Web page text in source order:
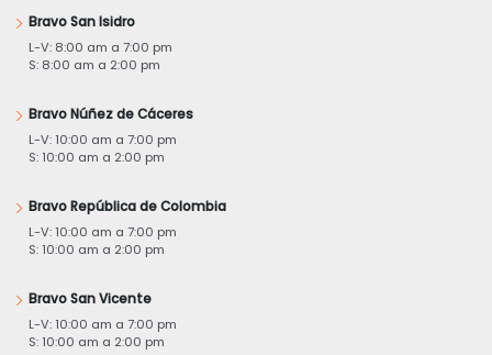
Bravo San Isidro
L-V: 8:00 am a 7:00 pm
S: 8:00 am a 2:00 pm
Bravo Núñez de Cáceres
L-V: 10:00 am a 7:00 pm
S: 10:00 am a 2:00 pm
Bravo República de Colombia
L-V: 10:00 am a 7:00 pm
S: 10:00 am a 2:00 pm
Bravo San Vicente
L-V: 10:00 am a 7:00 pm
S: 10:00 am a 2:00 pm